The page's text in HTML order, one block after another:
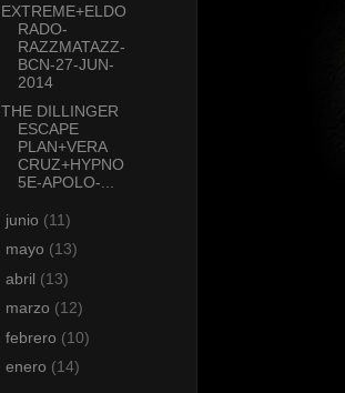
EXTREME+ELDO
RADO-
RAZZMATAZZ-
BCN-27-JUN-
2014
THE DILLINGER
ESCAPE
PLAN+VERA
CRUZ+HYPNO
5E-APOLO-...
junio (11)
mayo (13)
abril (13)
marzo (12)
febrero (10)
enero (14)